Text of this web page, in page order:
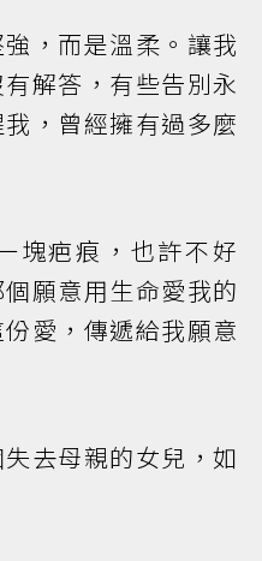
，而是溫柔。讓我
解答，有些告別永
，曾經擁有過多麼
塊疤痕，也許不好
願意用生命愛我的
愛，傳遞給我願意
去母親的女兒，如